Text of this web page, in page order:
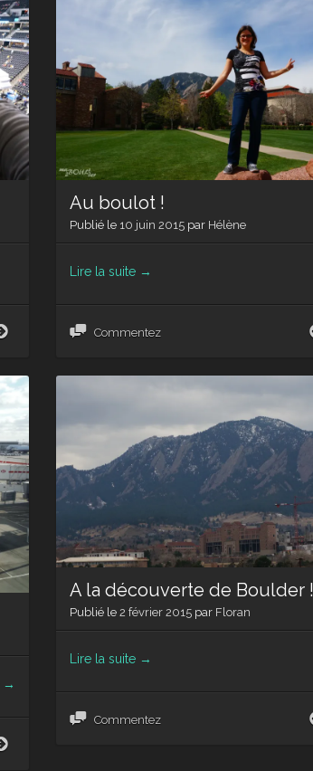
chercheur
Au boulot !
Publié le 10 juin 2015par Hélène
Lire la suite →
Commentez
Sociabilisons
A la découverte de Boulder !
Publié le 2 février 2015par Floran
Lire la suite →
Commentez
→